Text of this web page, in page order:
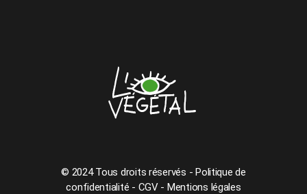
© 2024 Tous droits réservés -Politique de
confidentialité - CGV- Mentions légales